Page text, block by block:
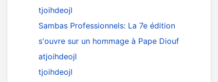
tjoihdeojl
Sambas Professionnels: La 7e édition
s'ouvre sur un hommage à Pape Diouf
atjoihdeojl
tjoihdeojl